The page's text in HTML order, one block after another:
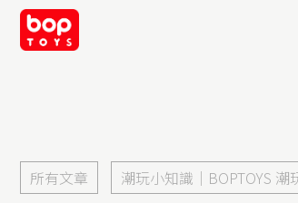
所有文章 潮玩小知識｜BOPTOYS 潮